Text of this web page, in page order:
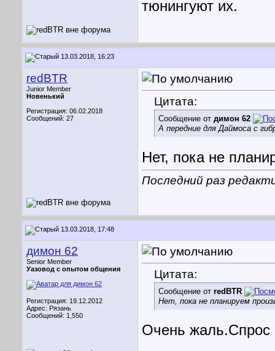
тюнингуют их.
13.03.2018, 16:23
redBTR
Junior Member
Новенький
Регистрация: 06.02.2018
Сообщений: 27
Цитата:
Сообщение от димон 62
А передние для Даймоса с
Нет, пока не
Последний раз
13.03.2018, 17:48
димон 62
Senior Member
Уазовод с опытом общения
Регистрация: 19.12.2012
Адрес: Рязань
Сообщений: 1,550
Цитата:
Сообщение от redBTR
Нет, пока не планируем
Очень жаль.Спрос